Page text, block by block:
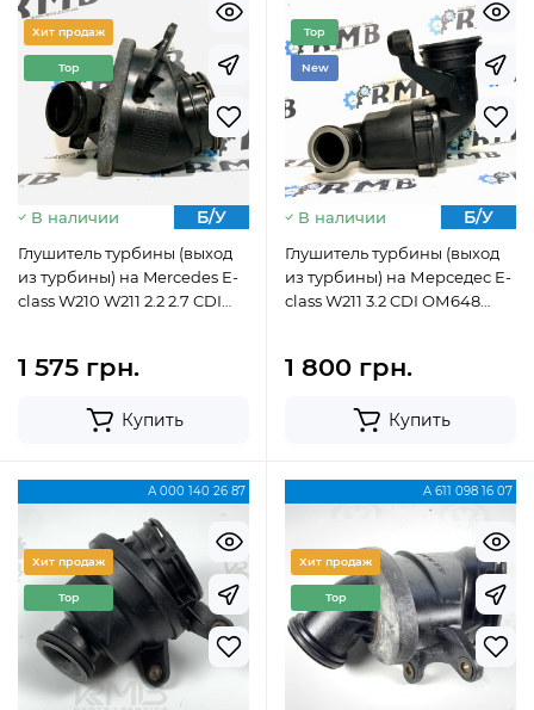
Хит продаж
Top
В наличии Б/У
Глушитель турбины (выход
из турбины) на Mercedes E-
class W210 W211 2.2 2.7 CDI
1 575 грн.
Купить
Top
New
В наличии Б/У
Глушитель турбины (выход
из турбины) на Мерседес E-
class W211 3.2 CDI ОМ648
1 800 грн.
Купить
А 000 140 26 87
Хит продаж
Top
A 611 098 16 07
Хит продаж
Top